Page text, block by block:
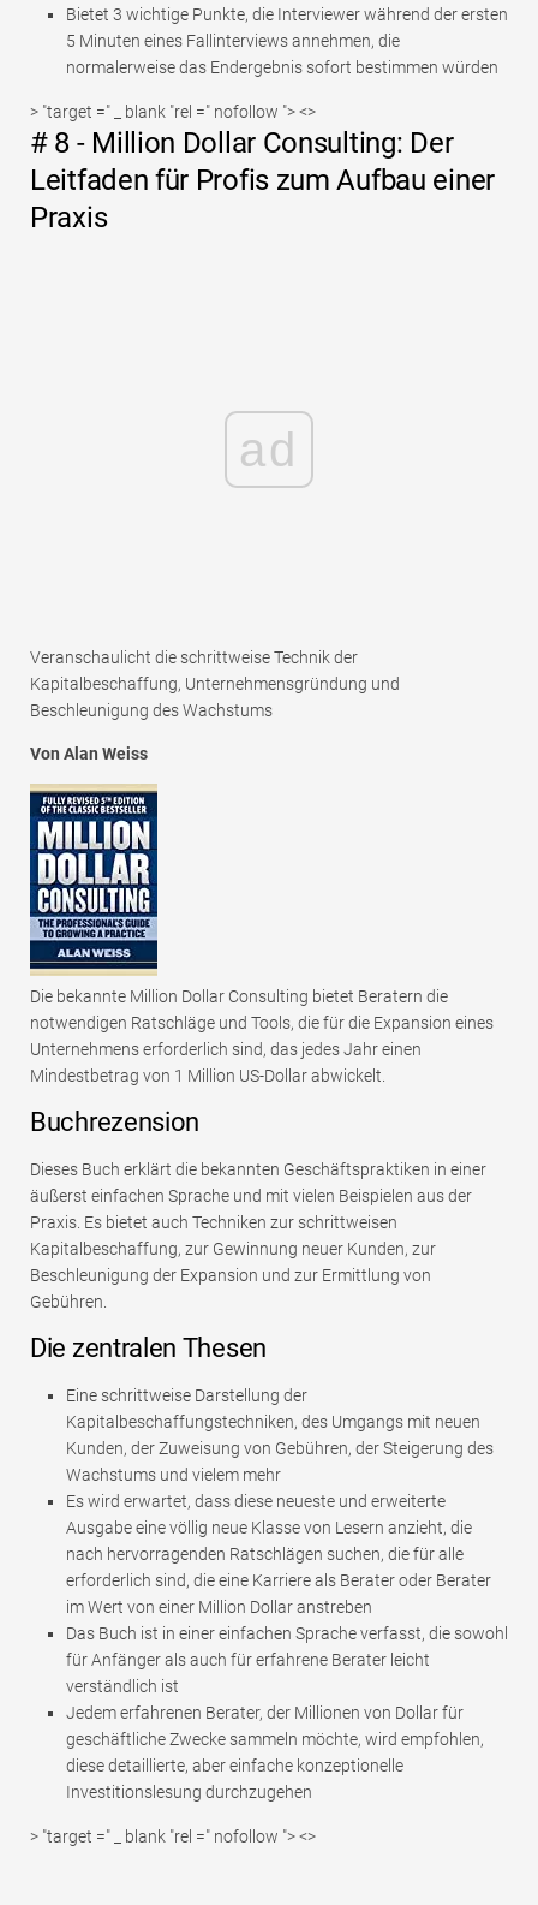
Bietet 3 wichtige Punkte, die Interviewer während der ersten
5 Minuten eines Fallinterviews annehmen, die
normalerweise das Endergebnis sofort bestimmen würden
> "target =" _ blank "rel =" nofollow "> <>
# 8 - Million Dollar Consulting: Der
Leitfaden für Profis zum Aufbau einer
Praxis
ad
Veranschaulicht die schrittweise Technik der
Kapitalbeschaffung, Unternehmensgründung und
Beschleunigung des Wachstums
Von Alan Weiss
Die bekannte Million Dollar Consulting bietet Beratern die
notwendigen Ratschläge und Tools, die für die Expansion eines
Unternehmens erforderlich sind, das jedes Jahr einen
Mindestbetrag von 1 Million US-Dollar abwickelt.
Buchrezension
Dieses Buch erklärt die bekannten Geschäftspraktiken in einer
äußerst einfachen Sprache und mit vielen Beispielen aus der
Praxis. Es bietet auch Techniken zur schrittweisen
Kapitalbeschaffung, zur Gewinnung neuer Kunden, zur
Beschleunigung der Expansion und zur Ermittlung von
Gebühren.
Die zentralen Thesen
Eine schrittweise Darstellung der
Kapitalbeschaffungstechniken, des Umgangs mit neuen
Kunden, der Zuweisung von Gebühren, der Steigerung des
Wachstums und vielem mehr
Es wird erwartet, dass diese neueste und erweiterte
Ausgabe eine völlig neue Klasse von Lesern anzieht, die
nach hervorragenden Ratschlägen suchen, die für alle
erforderlich sind, die eine Karriere als Berater oder Berater
im Wert von einer Million Dollar anstreben
Das Buch ist in einer einfachen Sprache verfasst, die sowohl
für Anfänger als auch für erfahrene Berater leicht
verständlich ist
Jedem erfahrenen Berater, der Millionen von Dollar für
geschäftliche Zwecke sammeln möchte, wird empfohlen,
diese detaillierte, aber einfache konzeptionelle
Investitionslesung durchzugehen
> "target =" _ blank "rel =" nofollow "> <>